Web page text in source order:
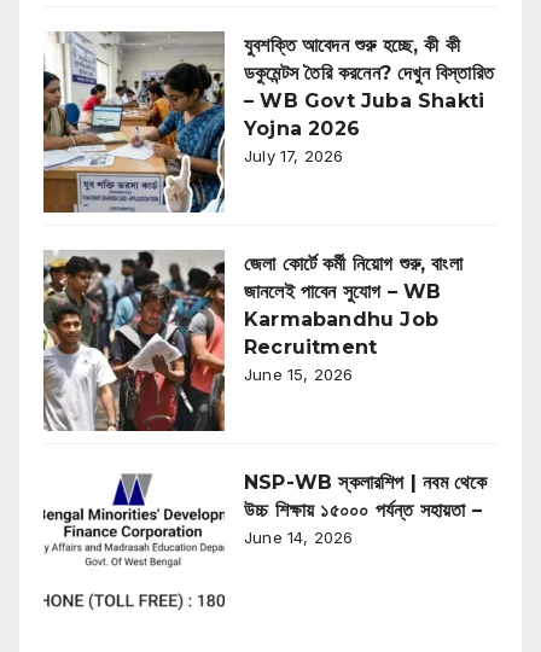
যুবশক্তি আবেদন শুরু হচ্ছে, কী কী
ডকুমেন্টস তৈরি করনেন? দেখুন বিস্তারিত
– WB Govt Juba Shakti
Yojna 2026
July 17, 2026
জেলা কোর্টে কর্মী নিয়োগ শুরু, বাংলা
জানলেই পাবেন সুযোগ – WB
Karmabandhu Job
Recruitment
June 15, 2026
NSP-WB স্কলারশিপ | নবম থেকে
উচ্চ শিক্ষায় ১৫০০০ পর্যন্ত সহায়তা –
June 14, 2026